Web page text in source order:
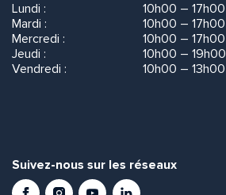
Lundi :
10h00 – 17h00
Mardi :
10h00 – 17h00
Mercredi :
10h00 – 17h00
Jeudi :
10h00 – 19h00
Vendredi :
10h00 – 13h00
Suivez-nous sur les réseaux
FacebookInstagramYoutubeLinkedIn